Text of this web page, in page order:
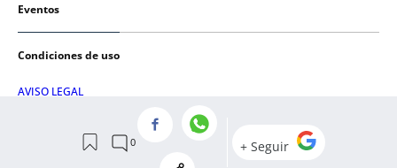
Eventos
Condiciones de uso
AVISO LEGAL
POLÍTICA DE COOKIES